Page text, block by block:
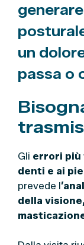
un
passa o
Gli errori
denti e ai
prevede l
della